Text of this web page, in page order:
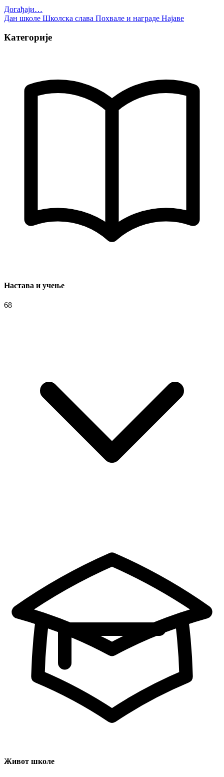
Догађаји…
Дан школе Школска слава Похвале и награде Најаве
Категорије
Настава и учење
68
Живот школе